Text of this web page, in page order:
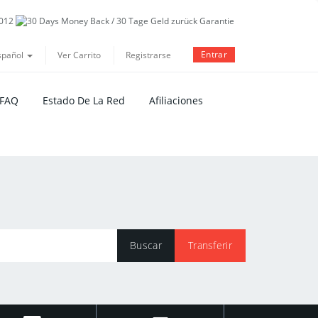
Ver Carrito Registrarse Entrar
Estado De La Red Afiliaciones